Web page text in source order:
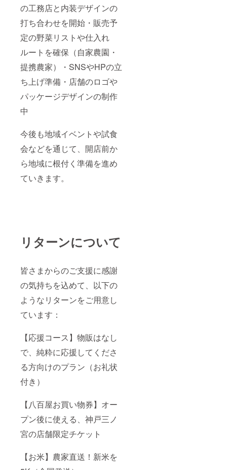
の工務店と内装デザインの
打ち合わせを開始・販売予
定の野菜リストや仕入れ
ルートを確保（自家農園・
提携農家）・SNSやHPの立
ち上げ準備・店舗のロゴや
パッケージデザインの制作
中
今後も地域イベントや試食
会などを通じて、開店前か
ら地域に根付く準備を進め
ていきます。
リターンについて
皆さまからのご支援に感謝
の気持ちを込めて、以下の
ようなリターンをご用意し
ています：
【応援コース】物販はなし
で、純粋に応援してくださ
る方向けのプラン（お礼状
付き）
【八百屋お買い物券】オー
プン後に使える、神戸三ノ
宮の店舗限定チケット
【お米】農家直送！新米を